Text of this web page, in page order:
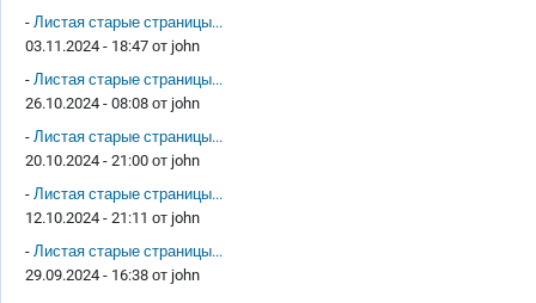
- Листая старые страницы...
03.11.2024 - 18:47 от john
- Листая старые страницы...
26.10.2024 - 08:08 от john
- Листая старые страницы...
20.10.2024 - 21:00 от john
- Листая старые страницы...
12.10.2024 - 21:11 от john
- Листая старые страницы...
29.09.2024 - 16:38 от john